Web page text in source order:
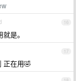
16
是。
17
正在用🤣